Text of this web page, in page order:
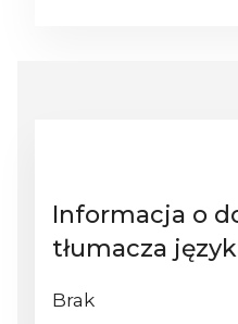
Informacja o
tłumacza
Brak